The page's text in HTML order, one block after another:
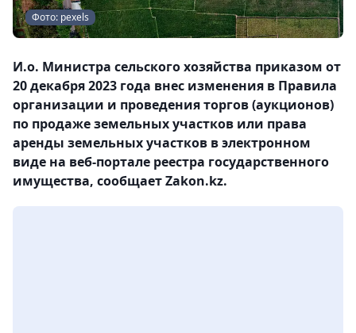
Фото: pexels
И.о. Министра сельского хозяйства приказом от
20 декабря 2023 года внес изменения в Правила
организации и проведения торгов (аукционов)
по продаже земельных участков или права
аренды земельных участков в электронном
виде на веб-портале реестра государственного
имущества, сообщает Zakon.kz.